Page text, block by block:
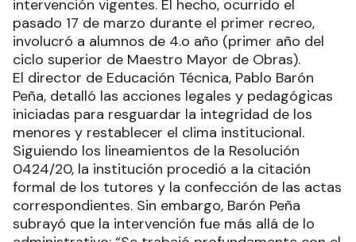
intervención vigentes. El hecho, ocurrido el
pasado 17 de marzo durante el primer recreo,
involucró a alumnos de 4.o año (primer año del
ciclo superior de Maestro Mayor de Obras).
El director de Educación Técnica, Pablo Barón
Peña, detalló las acciones legales y pedagógicas
iniciadas para resguardar la integridad de los
menores y restablecer el clima institucional.
Siguiendo los lineamientos de la Resolución
0424/20, la institución procedió a la citación
formal de los tutores y la confección de las actas
correspondientes. Sin embargo, Barón Peña
subrayó que la intervención fue más allá de lo